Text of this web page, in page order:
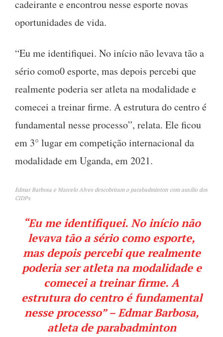
cadeirante e encontrou nesse esporte novas
oportunidades de vida.
“Eu me identifiquei. No início não levava tão a
sério como0 esporte, mas depois percebi que
realmente poderia ser atleta na modalidade e
comecei a treinar firme. A estrutura do centro é
fundamental nesse processo”, relata. Ele ficou
em 3° lugar em competição internacional da
modalidade em Uganda, em 2021.
Edmar Barbosa e Marcelo Alves descobriram o parabadminton com auxílio dos
CIDPs
“Eu me identifiquei. No início não
levava tão a sério como esporte,
mas depois percebi que realmente
poderia ser atleta na modalidade e
comecei a treinar firme. A
estrutura do centro é fundamental
nesse processo” – Edmar Barbosa,
atleta de parabadminton